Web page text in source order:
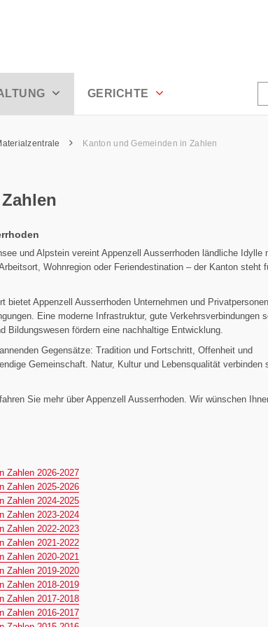
GERICHTE
Kanton und Gemeinden in Zahlen
und Alpstein vereint Appenzell Ausserrhoden ländliche Idylle
Wohnregion oder Feriendestination – der Kanton steht
bietet Appenzell Ausserrhoden Unternehmen und Privatpersonen
Eine moderne Infrastruktur, gute Verkehrsverbindungen
Bildungswesen fördern eine nachhaltige Entwicklung.
Gegensätze: Tradition und Fortschritt, Offenheit und
Gemeinschaft. Natur, Kultur und Lebensqualität verbinden
Sie mehr über Appenzell Ausserrhoden. Wir wünschen
Zahlen 2026-2027(pdf)
Zahlen 2025-2026(pdf)
Zahlen 2024-2025(pdf)
Zahlen 2023-2024(pdf)
Zahlen 2022-2023(pdf)
Zahlen 2021-2022(pdf)
Zahlen 2020-2021
Zahlen 2019-2020(pdf)
Zahlen 2018-2019(pdf)
Zahlen 2017-2018(pdf)
Zahlen 2016-2017(pdf)